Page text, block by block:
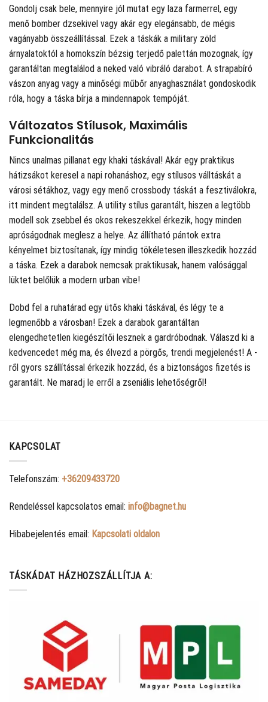
Gondolj csak bele, mennyire jól mutat egy laza farmerrel, egy
menő bomber dzsekivel vagy akár egy elegánsabb, de mégis
vagányabb összeállítással. Ezek a táskák a military zöld
árnyalatoktól a homokszín bézsig terjedő palettán mozognak, így
garantáltan megtalálod a neked való vibráló darabot. A strapabíró
vászon anyag vagy a minőségi műbőr anyaghasználat gondoskodik
róla, hogy a táska bírja a mindennapok tempóját.
Változatos Stílusok, Maximális
Funkcionalitás
Nincs unalmas pillanat egy khaki táskával! Akár egy praktikus
hátizsákot keresel a napi rohanáshoz, egy stílusos válltáskát a
városi sétákhoz, vagy egy menő crossbody táskát a fesztiválokra,
itt mindent megtalálsz. A utility stílus garantált, hiszen a legtöbb
modell sok zsebbel és okos rekeszekkel érkezik, hogy minden
apróságodnak meglesz a helye. Az állítható pántok extra
kényelmet biztosítanak, így mindig tökéletesen illeszkedik hozzád
a táska. Ezek a darabok nemcsak praktikusak, hanem valósággal
lüktet belőlük a modern urban vibe!
Dobd fel a ruhatárad egy ütős khaki táskával, és légy te a
legmenőbb a városban! Ezek a darabok garantáltan
elengedhetetlen kiegészítői lesznek a gardróbodnak. Válaszd ki a
kedvencedet még ma, és élvezd a pörgős, trendi megjelenést! A -
ről gyors szállítással érkezik hozzád, és a biztonságos fizetés is
garantált. Ne maradj le erről a zseniális lehetőségről!
KAPCSOLAT
Telefonszám: +36209433720
Rendeléssel kapcsolatos email: info@bagnet.hu
Hibabejelentés email: Kapcsolati oldalon
TÁSKÁDAT HÁZHOZSZÁLLÍTJA A: